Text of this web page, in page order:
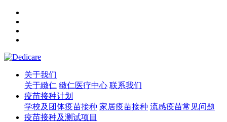
关于我们
关于緻仁 緻仁医疗中心 联系我们
疫苗接种计划
学校及团体疫苗接种 家居疫苗接种 流感疫苗常见问题
疫苗接种及测试项目